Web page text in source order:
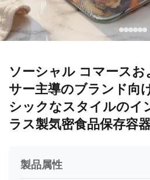
ソーシャル コマース
サー主導のブランド向
シックなスタイルのイ
ラス製気密食品保存容
製品属性